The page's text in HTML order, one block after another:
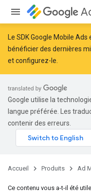
Le SDK Google Mobile
bénéficier des dernières
etconfigurez-le
Google utilise la
langue préférée. Les
contenir des erreurs.
Accueil Produits Ad
Ce contenu vous a-t-il été